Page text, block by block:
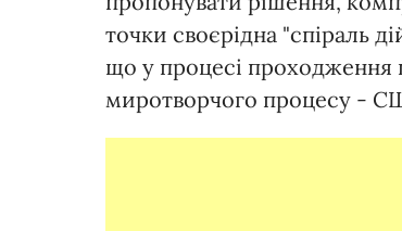
точки своєрідна "спіраль
що у процесі проходження
миротворчого процесу -